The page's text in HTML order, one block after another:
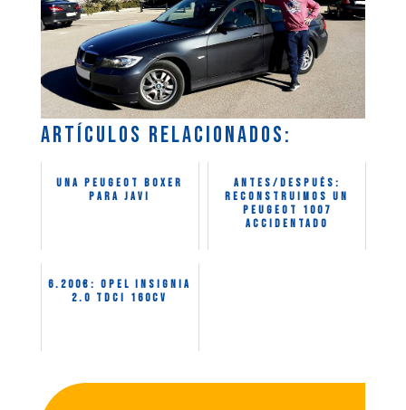
Artículos relacionados:
Una Peugeot Boxer
para Javi
ANTES/DESPUÉS:
Reconstruimos un
Peugeot 1007
accidentado
6.200€: Opel Insignia
2.0 TDCI 160CV